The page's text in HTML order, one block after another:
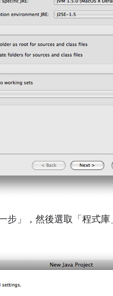
步」，然後選取「程式